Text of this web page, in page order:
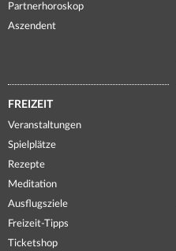
Partnerhoroskop
Aszendent
FREIZEIT
Veranstaltungen
Spielplätze
Rezepte
Meditation
Ausflugsziele
Freizeit-Tipps
Ticketshop